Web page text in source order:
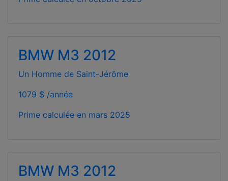
BMW M3 2012
Un Homme de Saint-Jérôme
1079 $ /année
Prime calculée en mars 2025
BMW M3 2012